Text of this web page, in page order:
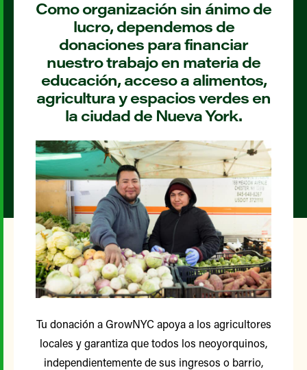
Como organización sin ánimo de
lucro, dependemos de
donaciones para financiar
nuestro trabajo en materia de
educación, acceso a alimentos,
agricultura y espacios verdes en
la ciudad de Nueva York.
Tu donación a GrowNYC apoya a los agricultores
locales y garantiza que todos los neoyorquinos,
independientemente de sus ingresos o barrio,